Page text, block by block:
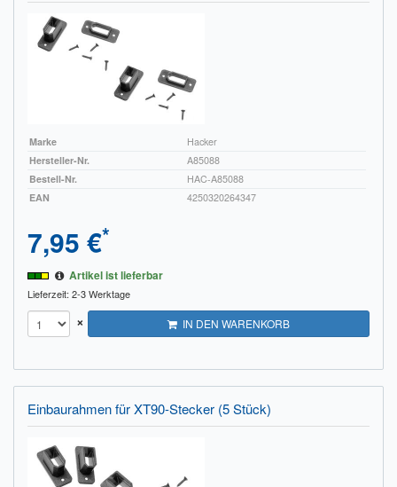
Marke
Hacker
Hersteller-Nr.
A85088
Bestell-Nr.
HAC-A85088
EAN
4250320264347
7,95 €*
Artikel ist lieferbar
Lieferzeit: 2-3 Werktage
× IN DEN WARENKORB
Einbaurahmen für XT90-Stecker (5 Stück)